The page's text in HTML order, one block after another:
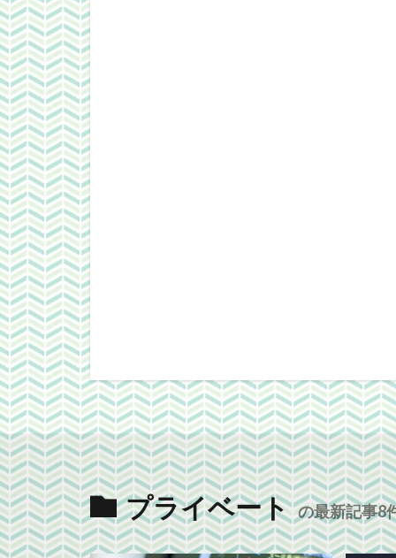
プライベート の最新記事8